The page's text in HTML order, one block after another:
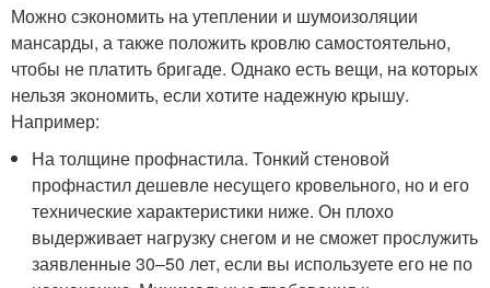
Можно сэкономить на утеплении и шумоизоляции
мансарды, а также положить кровлю самостоятельно,
чтобы не платить бригаде. Однако есть вещи, на которых
нельзя экономить, если хотите надежную крышу.
Например:
На толщине профнастила. Тонкий стеновой
профнастил дешевле несущего кровельного, но и его
технические характеристики ниже. Он плохо
выдерживает нагрузку снегом и не сможет прослужить
заявленные 30–50 лет, если вы используете его не по